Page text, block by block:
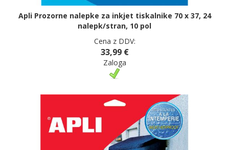
Apli Prozorne nalepke za inkjet tiskalnike 70 x 37, 24
nalepk/stran, 10 pol
Cena z DDV:
33,99 €
Zaloga